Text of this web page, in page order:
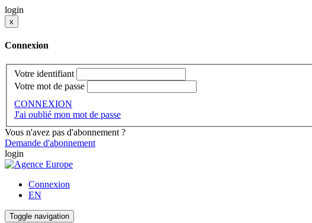
login
x
Connexion
Votre identifiant
Votre mot de passe
CONNEXION
J'ai oublié mon mot de passe
Vous n'avez pas d'abonnement ?
Demande d'abonnement
login
Connexion
EN
Toggle navigation